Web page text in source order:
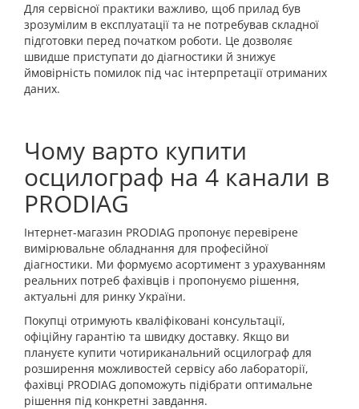
Для сервісної практики важливо, щоб прилад був
зрозумілим в експлуатації та не потребував складної
підготовки перед початком роботи. Це дозволяє
швидше приступати до діагностики й знижує
ймовірність помилок під час інтерпретації отриманих
даних.
Чому варто купити
осцилограф на 4 канали в
PRODIAG
Інтернет-магазин PRODIAG пропонує перевірене
вимірювальне обладнання для професійної
діагностики. Ми формуємо асортимент з урахуванням
реальних потреб фахівців і пропонуємо рішення,
актуальні для ринку України.
Покупці отримують кваліфіковані консультації,
офіційну гарантію та швидку доставку. Якщо ви
плануєте купити чотириканальний осцилограф для
розширення можливостей сервісу або лабораторії,
фахівці PRODIAG допоможуть підібрати оптимальне
рішення під конкретні завдання.